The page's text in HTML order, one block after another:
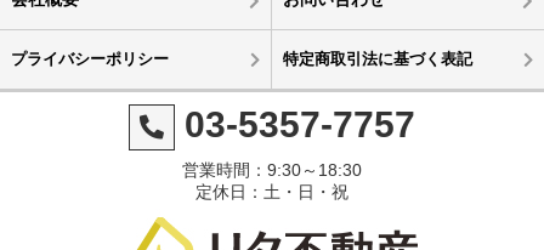
プライバシーポリシー 特定商取引法に基づく表記
03-5357-7757
営業時間：9:30～18:30
定休日：土・日・祝